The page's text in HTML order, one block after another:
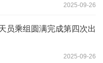
2025-09-26
员乘组圆满完成第四次出
2025-09-26